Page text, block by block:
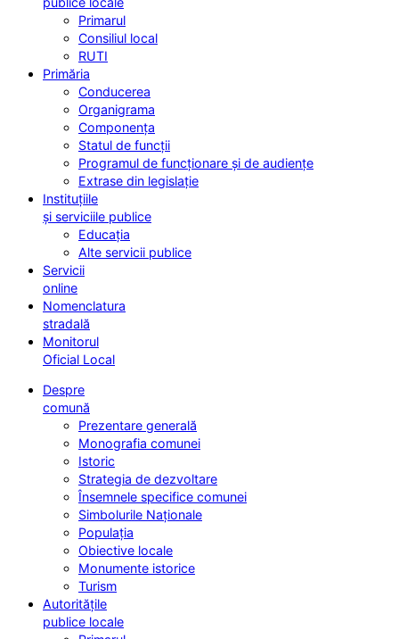
Primarul
Consiliul local
RUTI
Primăria
Conducerea
Organigrama
Componența
Statul de funcții
Programul de funcționare și de audiențe
Extrase din legislație
Instituțiile
și serviciile publice
Educația
Alte servicii publice
Servicii
online
Nomenclatura
stradală
Monitorul
Oficial Local
Despre
comună
Prezentare generală
Monografia comunei
Istoric
Strategia de dezvoltare
Însemnele specifice comunei
Simbolurile Naționale
Populația
Obiective locale
Monumente istorice
Turism
Autoritățile
publice locale